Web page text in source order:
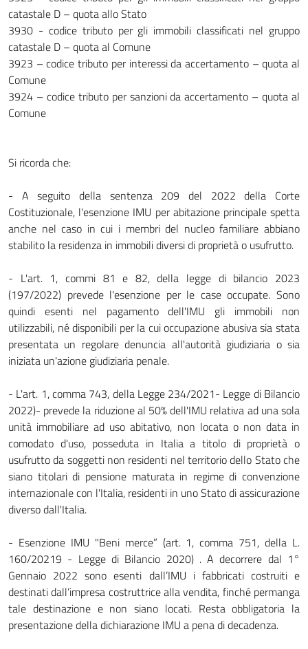
catastale D – quota allo Stato
3930 - codice tributo per gli immobili classificati nel gruppo
catastale D – quota al Comune
3923 – codice tributo per interessi da accertamento – quota al
Comune
3924 – codice tributo per sanzioni da accertamento – quota al
Comune
Si ricorda che:
- A seguito della sentenza 209 del 2022 della Corte
Costituzionale, l'esenzione IMU per abitazione principale spetta
anche nel caso in cui i membri del nucleo familiare abbiano
stabilito la residenza in immobili diversi di proprietà o usufrutto.
- L'art. 1, commi 81 e 82, della legge di bilancio 2023
(197/2022) prevede l'esenzione per le case occupate. Sono
quindi esenti nel pagamento dell'IMU gli immobili non
utilizzabili, né disponibili per la cui occupazione abusiva sia stata
presentata un regolare denuncia all'autorità giudiziaria o sia
iniziata un'azione giudiziaria penale.
- L'art. 1, comma 743, della Legge 234/2021- Legge di Bilancio
2022)- prevede la riduzione al 50% dell'IMU relativa ad una sola
unità immobiliare ad uso abitativo, non locata o non data in
comodato d'uso, posseduta in Italia a titolo di proprietà o
usufrutto da soggetti non residenti nel territorio dello Stato che
siano titolari di pensione maturata in regime di convenzione
internazionale con l'Italia, residenti in uno Stato di assicurazione
diverso dall'Italia.
- Esenzione IMU "Beni merce” (art. 1, comma 751, della L.
160/20219 - Legge di Bilancio 2020) . A decorrere dal 1°
Gennaio 2022 sono esenti dall’IMU i fabbricati costruiti e
destinati dall’impresa costruttrice alla vendita, finché permanga
tale destinazione e non siano locati. Resta obbligatoria la
presentazione della dichiarazione IMU a pena di decadenza.